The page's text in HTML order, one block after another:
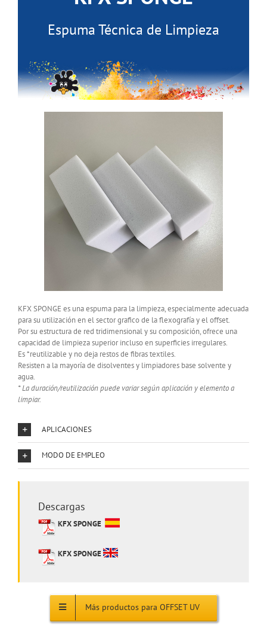
Espuma Técnica de Limpieza
KFX SPONGE es una espuma para la limpieza, especialmente adecuada
para su utilización en el sector grafico de la flexografía y el offset.
Por su estructura de red tridimensional y su composición, ofrece una
capacidad de limpieza superior incluso en superficies irregulares.
Es *reutilizable y no deja restos de fibras textiles.
Resisten a la mayoría de disolventes y limpiadores base solvente y
agua.
* La duración/reutilización puede variar según aplicación y elemento a
limpiar.
APLICACIONES
MODO DE EMPLEO
Descargas
KFX SPONGE
KFX SPONGE
Más productos para OFFSET UV